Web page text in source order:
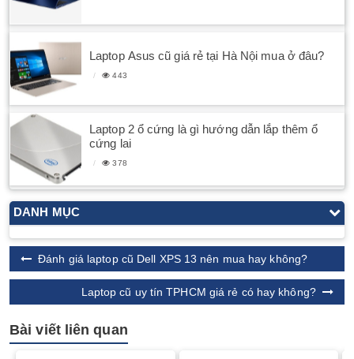
Laptop Asus cũ giá rẻ tại Hà Nội mua ở đâu?
443
Laptop 2 ổ cứng là gì hướng dẫn lắp thêm ổ
cứng lai
378
DANH MỤC
Đánh giá laptop cũ Dell XPS 13 nên mua hay không?
Laptop cũ uy tín TPHCM giá rẻ có hay không?
Bài viết liên quan